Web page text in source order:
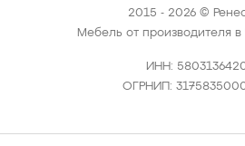
2015 - 2026 ©
Мебель от производителя в
ИНН:
ОГРНИП: